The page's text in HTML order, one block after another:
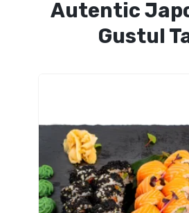
Autentic
Gustul